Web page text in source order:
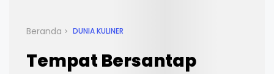
Beranda DUNIA KULINER
Tempat Bersantap